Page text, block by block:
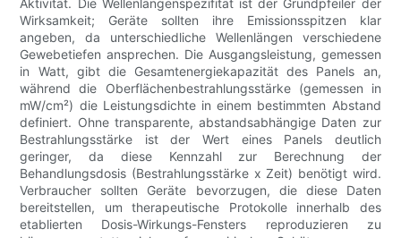
Wirksamkeit; Geräte sollten ihre Emissionsspitzen klar
angeben, da unterschiedliche Wellenlängen verschiedene
Gewebetiefen ansprechen. Die Ausgangsleistung, gemessen
in Watt, gibt die Gesamtenergiekapazität des Panels an,
während die Oberflächenbestrahlungsstärke (gemessen in
mW/cm²) die Leistungsdichte in einem bestimmten Abstand
definiert. Ohne transparente, abstandsabhängige Daten zur
Bestrahlungsstärke ist der Wert eines Panels deutlich
geringer, da diese Kennzahl zur Berechnung der
Behandlungsdosis (Bestrahlungsstärke x Zeit) benötigt wird.
Verbraucher sollten Geräte bevorzugen, die diese Daten
bereitstellen, um therapeutische Protokolle innerhalb des
etablierten Dosis-Wirkungs-Fensters reproduzieren zu